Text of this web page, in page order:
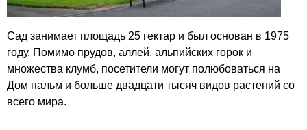
Сад занимает площадь 25 гектар и был основан в 1975
году. Помимо прудов, аллей, альпийских горок и
множества клумб, посетители могут полюбоваться на
Дом пальм и больше двадцати тысяч видов растений со
всего мира.